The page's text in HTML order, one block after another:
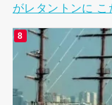
がレタントンに